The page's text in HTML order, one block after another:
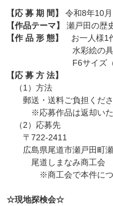
【応 募 期 間】
令和8年10
【作品テーマ】
瀬戸田の歴
【作 品 形 態】
お一人様1
水彩絵の具、色鉛
F6サイズ（長辺
【応 募 方 法】
（1）方法
郵送・送料ご負担くだ
※応募作品は返却いた
（2）応募先
〒722-2411
広島県尾道市瀬戸田町瀬
尾道しまなみ商工会
※商工会で本件につい
☆現地探検会☆